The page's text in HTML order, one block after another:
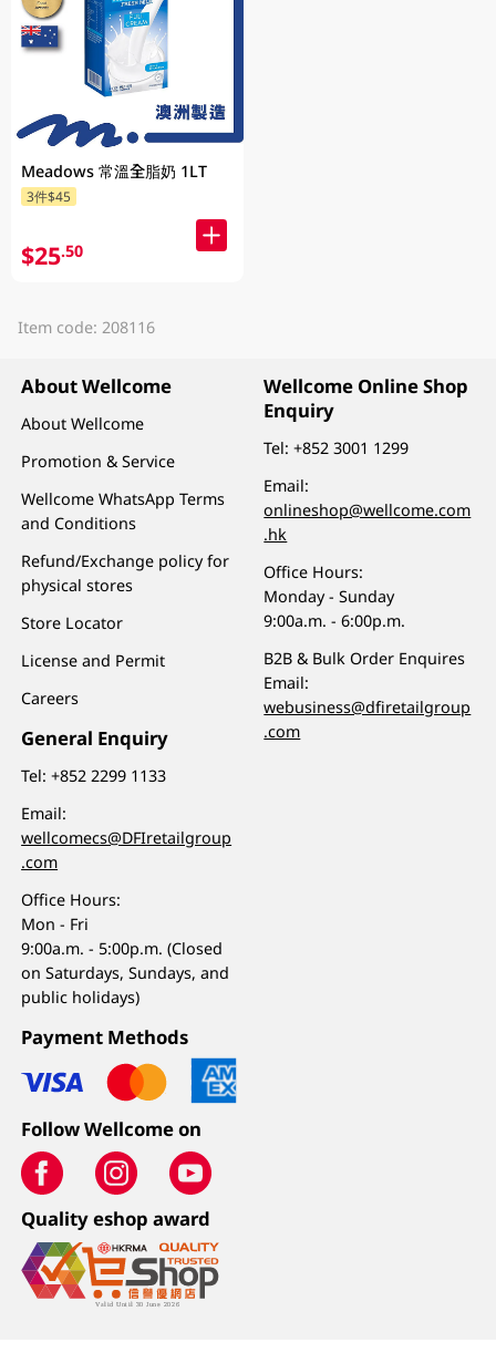
Meadows 常溫全脂奶 1LT
3件$45
$25.50
Item code: 208116
About Wellcome
About Wellcome
Promotion & Service
Wellcome WhatsApp Terms
and Conditions
Refund/Exchange policy for
physical stores
Store Locator
License and Permit
Careers
General Enquiry
Tel:+852 2299 1133
Email:
wellcomecs@DFIretailgroup
.com
Office Hours:
Mon - Fri
9:00a.m. - 5:00p.m. (Closed
on Saturdays, Sundays, and
public holidays)
Wellcome Online Shop
Enquiry
Tel:+852 3001 1299
Email:
onlineshop@wellcome.com
.hk
Office Hours:
Monday - Sunday
9:00a.m. - 6:00p.m.
B2B & Bulk Order Enquires
Email:
webusiness@dfiretailgroup
.com
Payment Methods
Follow Wellcome on
Quality eshop award